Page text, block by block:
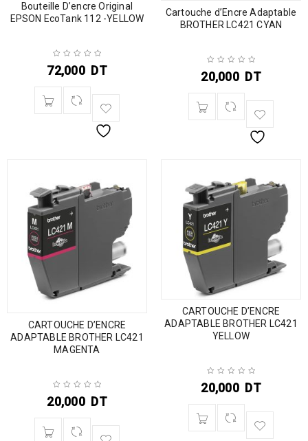
Bouteille D’encre Original
EPSON EcoTank 112 -YELLOW
72,000 DT
Cartouche d’Encre Adaptable
BROTHER LC421 CYAN
20,000 DT
CARTOUCHE D’ENCRE
ADAPTABLE BROTHER LC421
MAGENTA
20,000 DT
CARTOUCHE D’ENCRE
ADAPTABLE BROTHER LC421
YELLOW
20,000 DT